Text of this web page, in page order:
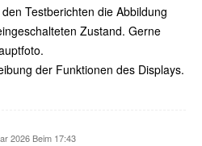
Testberichten die Abbildung
Zustand. Gerne
der Funktionen des Displays.
2026 Beim 17:43